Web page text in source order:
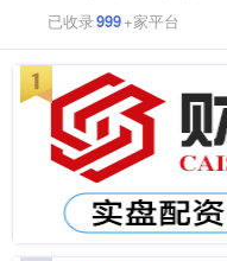
已收录999+家平台